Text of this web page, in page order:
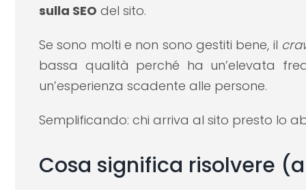
sulla SEO del sito.
Se sono molti e non sono gestiti bene, il
bassa qualità perché ha un’elevata
un’esperienza scadente alle persone.
Semplificando: chi arriva al sito presto lo
Cosa significa risolvere